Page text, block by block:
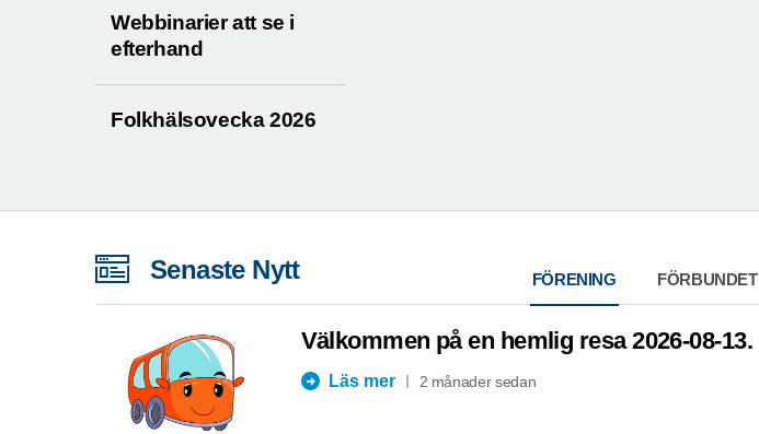
Webbinarier att se i
efterhand
Folkhälsovecka 2026
Senaste Nytt FÖRENING FÖRBUNDET
Välkommen på en hemlig resa 2026-08-13.
Läs mer 2 månader sedan